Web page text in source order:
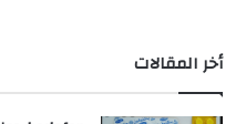
أخر المقالات